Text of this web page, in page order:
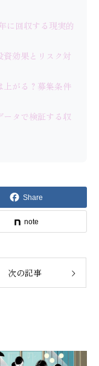
に回収する現実的
効果とリスク対
上がる？募集条件
ータで検証する収
Share
note
次の記事